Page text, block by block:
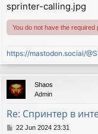
sprinter-calling.jpg
You do not have the
https://mastodon.social/
Shaos
Admin
Re: Спринтер в
P22 Jun 2024 23:31